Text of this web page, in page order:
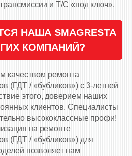
и Т/С «под ключ».
НАША SMAGRESTA
КОМПАНИЙ?
качеством ремонта
(ГДТ / «бубликов») с 3-летней
этого, доверием наших
клиентов. Специалисты
высококлассные профи!
на ремонте
(ГДТ / «бубликов») для
позволяет нам